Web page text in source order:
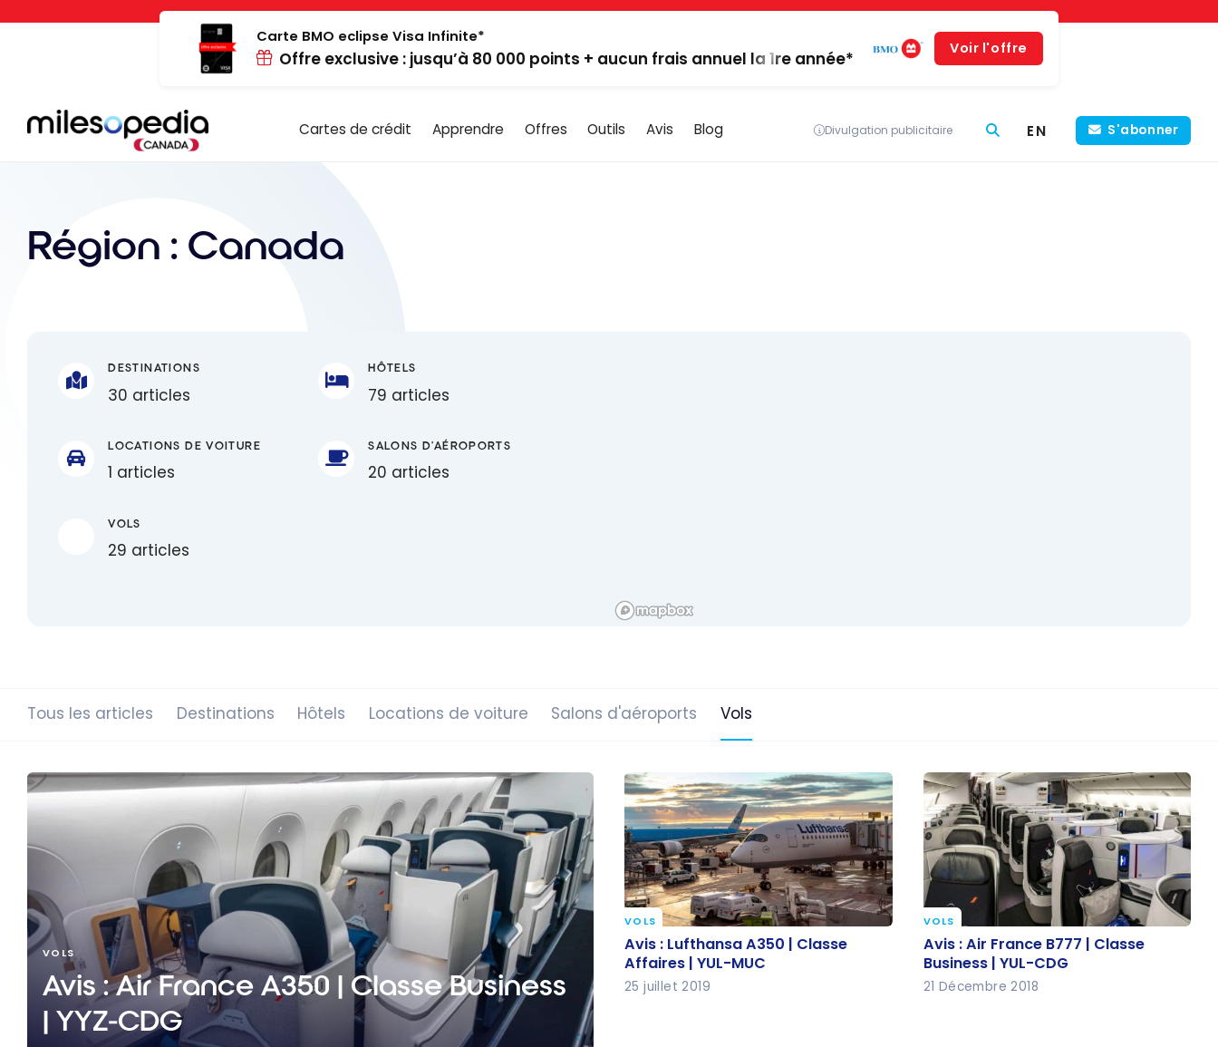
Panneau de gestion des cookies
Carte BMO eclipse Visa Infinite*
Offre exclusive : jusqu’à 80 000 points + aucun frais annuel la 1re année*
Voir l'offre
Cartes de crédit Apprendre Offres Outils Avis Blog Divulgation publicitaire EN S'abonner
Région : Canada
DESTINATIONS
30 articles
HÔTELS
79 articles
LOCATIONS DE VOITURE
1 articles
SALONS D'AÉROPORTS
20 articles
VOLS
29 articles
Tous les articles Destinations Hôtels Locations de voiture Salons d'aéroports Vols
VOLS
Avis : Air France A350 | Classe Business
| YYZ-CDG
Avis : Lufthansa A350 | Classe
Affaires | YUL-MUC
VOLS
Avis : Lufthansa A350 | Classe
Affaires | YUL-MUC
25 juillet 2019
Avis : Air France B777 | Classe
Business | YUL-CDG
VOLS
Avis : Air France B777 | Classe
Business | YUL-CDG
21 Décembre 2018